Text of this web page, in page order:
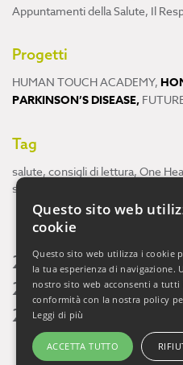
Appuntamenti della Salute, Il
Progetti
HUMAN TOUCH ACADEMY,
PARKINSON’S DISEASE,
Tag
salute, consigli di lettura, One
scienza
2026 2025 2024
2020 2019 2018
2014 2013
Questo sito web
cookie
Questo sito web utilizza i cookie
la tua esperienza di navigazione.
nostro sito web acconsenti a tutti
conformità con la nostra policy
Leggi di più
ACCETTA TUTTO